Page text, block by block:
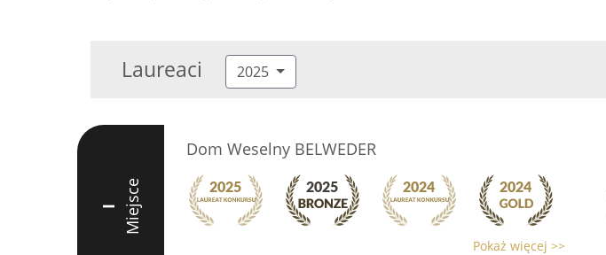
Laureaci 2025
I Miejsce
Dom Weselny BELWEDER
Pokaż więcej >>